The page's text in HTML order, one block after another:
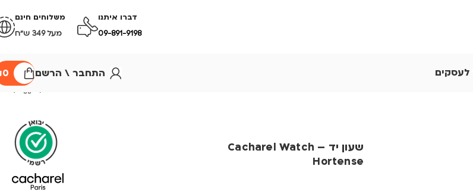
דברו איתנו
09-891-9198
משלוחים חינם
מעל 349 ש״ח
התחבר \ הרשם 0
שעון יד – Cacharel Watch
Hortense